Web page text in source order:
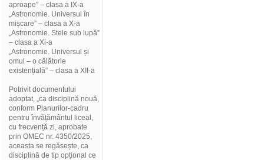
aproape” – clasa a IX-a
„Astronomie. Universul în
mișcare” – clasa a X-a
„Astronomie. Stele sub lupă”
– clasa a Xi-a
„Astronomie. Universul și
omul – o călătorie
existențială” – clasa a XII-a
Potrivit documentului
adoptat, „ca disciplină nouă,
conform Planurilor-cadru
pentru învățământul liceal,
cu frecvență zi, aprobate
prin OMEC nr. 4350/2025,
aceasta se regăsește, ca
disciplină de tip opțional ce